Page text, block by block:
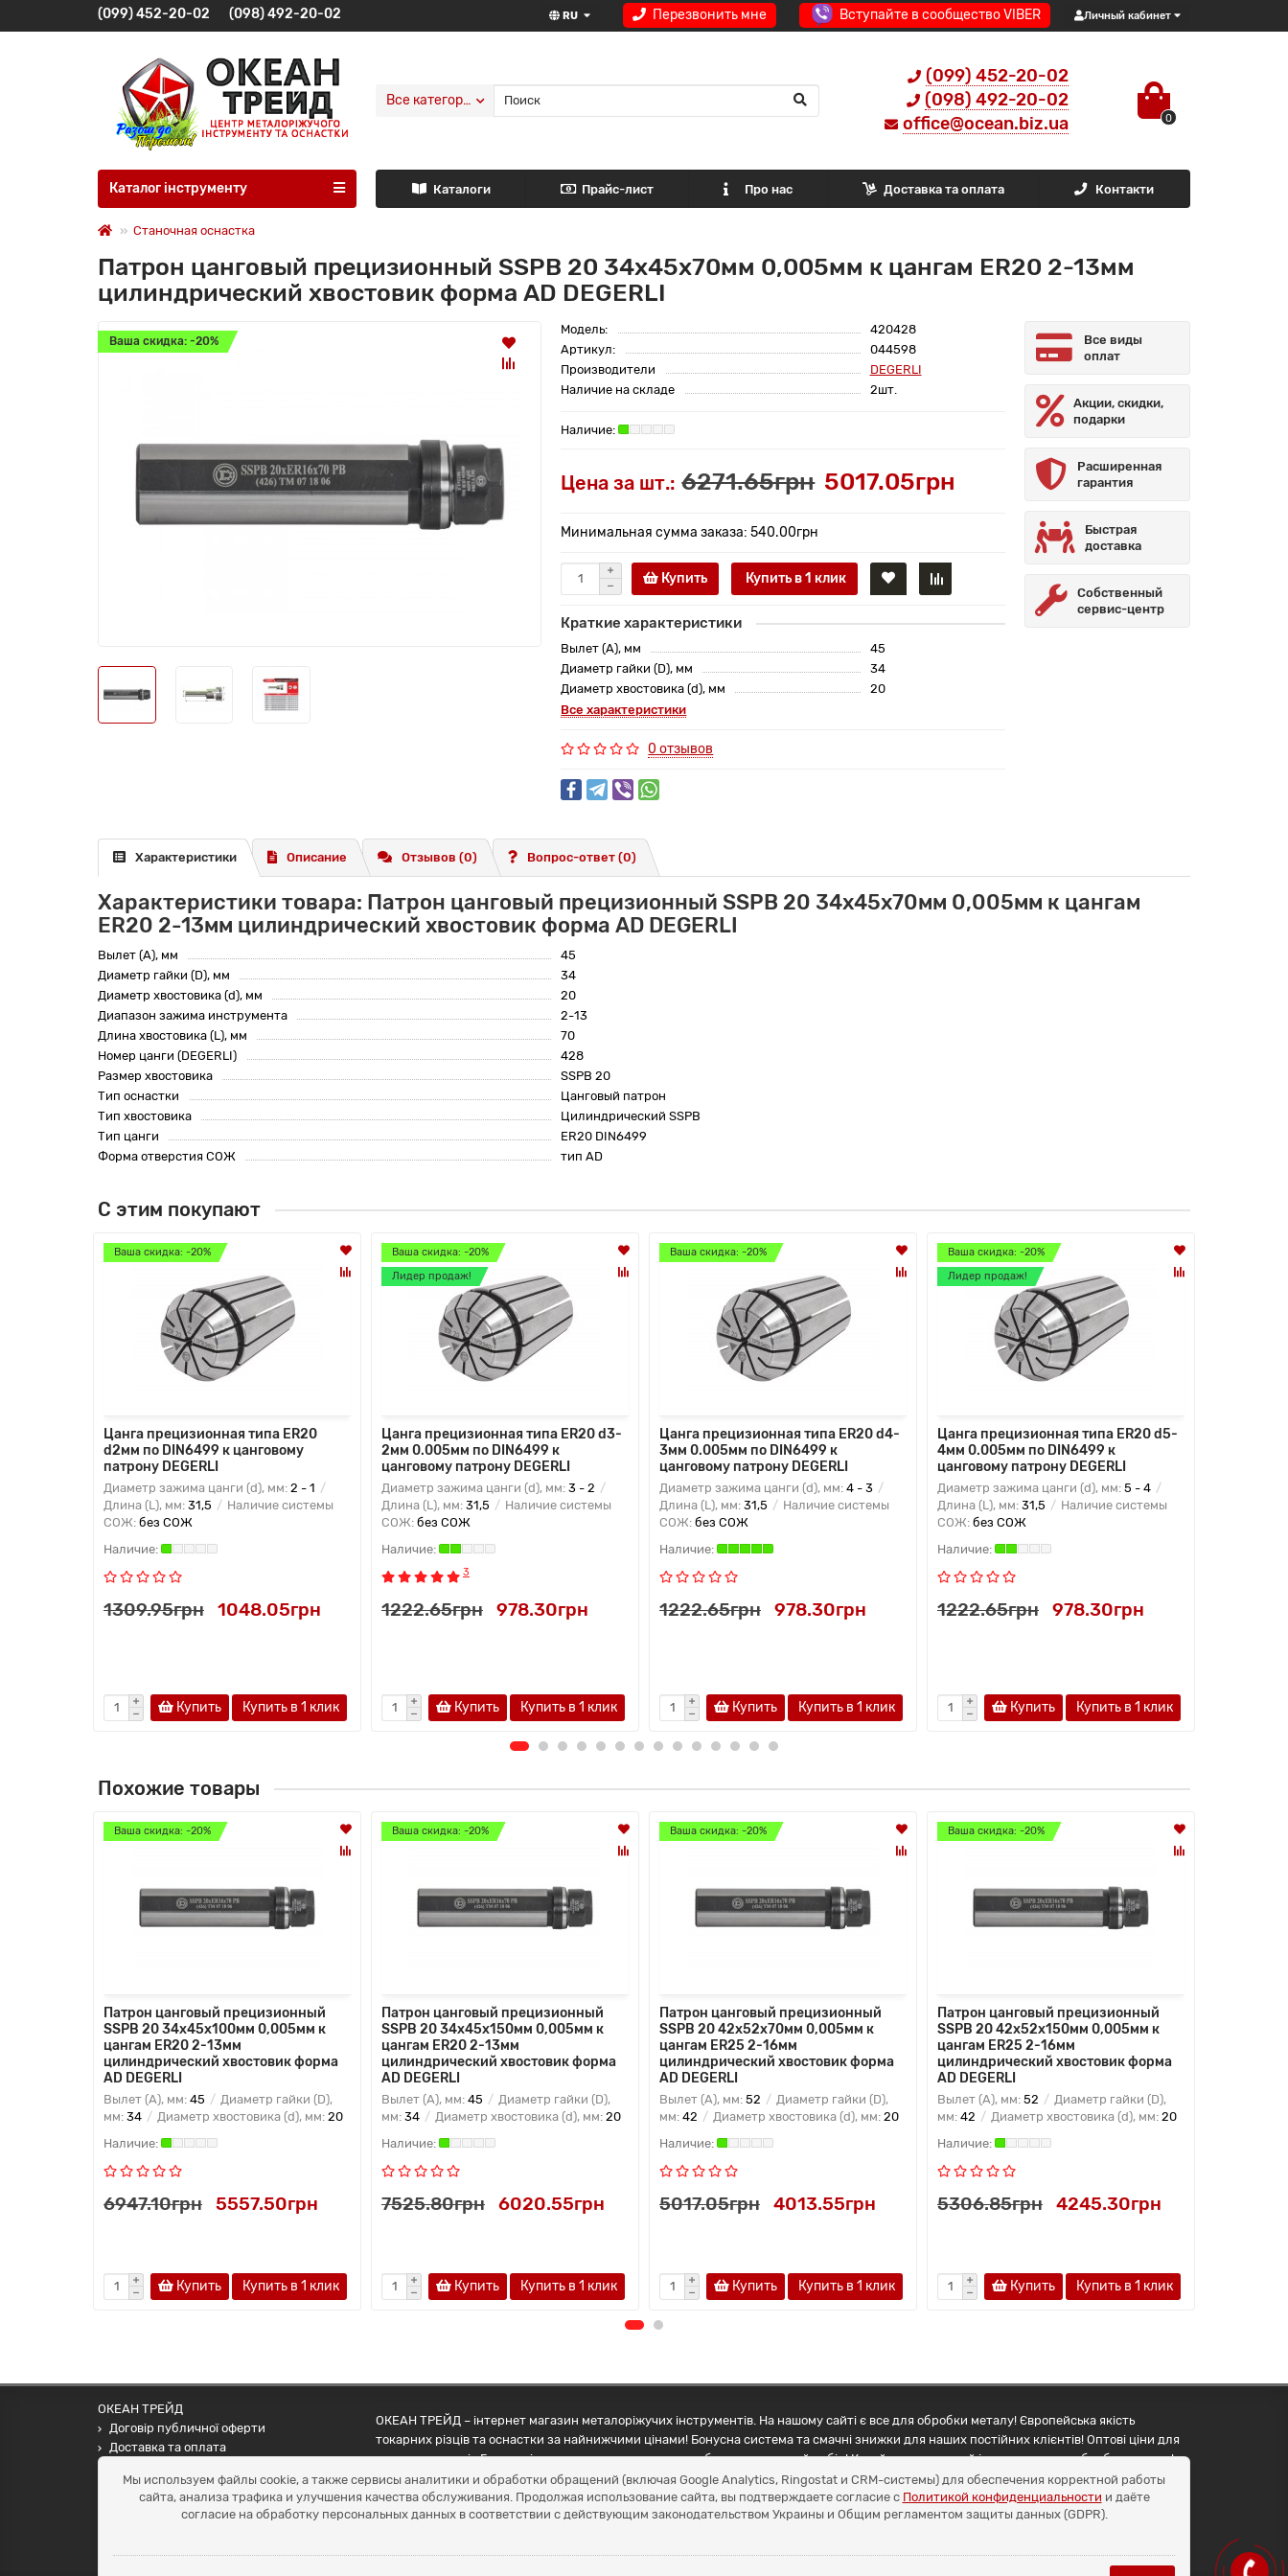
Перезвонить мне Вступайте в сообщество VIBER Личный кабинет
RU
(099) 452-20-02 (098) 492-20-02
(099) 452-20-02
(098) 492-20-02
office@ocean.biz.ua
0
Все категории
Каталог інструменту Каталоги Прайс-лист Про нас Доставка та оплата Контакти
Станочная оснастка
Патрон цанговый прецизионный SSPB 20 34x45x70мм 0,005мм к цангам ER20 2-13мм
цилиндрический хвостовик форма AD DEGERLI
Ваша скидка: -20%
Модель:
420428
Артикул:
044598
Производители
DEGERLI
Наличие на складе
2шт.
Цена за шт.: 6271.65грн 5017.05грн
Минимальная сумма заказа: 540.00грн
Купить Купить в 1 клик
Краткие характеристики
Вылет (A), мм
45
Диаметр гайки (D), мм
34
Диаметр хвостовика (d), мм
20
Все характеристики
0 отзывов
Все виды
оплат
Акции, скидки,
подарки
Расширенная
гарантия
Быстрая
доставка
Собственный
сервис-центр
Характеристики Описание Отзывов (0) Вопрос-ответ (0)
Характеристики товара: Патрон цанговый прецизионный SSPB 20 34x45x70мм 0,005мм к цангам
ER20 2-13мм цилиндрический хвостовик форма AD DEGERLI
Вылет (A), мм
45
Диаметр гайки (D), мм
34
Диаметр хвостовика (d), мм
20
Диапазон зажима инструмента
2-13
Длина хвостовика (L), мм
70
Номер цанги (DEGERLI)
428
Размер хвостовика
SSPB 20
Тип оснастки
Цанговый патрон
Тип хвостовика
Цилиндрический SSPB
Тип цанги
ER20 DIN6499
Форма отверстия СОЖ
тип AD
С этим покупают
Ваша скидка: -20%
Цанга прецизионная типа ER20
d2мм по DIN6499 к цанговому
патрону DEGERLI
Диаметр зажима цанги (d), мм: 2 - 1
Длина (L), мм: 31,5
Наличие системы
СОЖ: без СОЖ
1309.95грн 1048.05грн
Купить Купить в 1 клик
Ваша скидка: -20%
Лидер продаж!
Цанга прецизионная типа ER20 d3-
2мм 0.005мм по DIN6499 к
цанговому патрону DEGERLI
Диаметр зажима цанги (d), мм: 3 - 2
Длина (L), мм: 31,5
Наличие системы
СОЖ: без СОЖ
3
1222.65грн 978.30грн
Купить Купить в 1 клик
Ваша скидка: -20%
Цанга прецизионная типа ER20 d4-
3мм 0.005мм по DIN6499 к
цанговому патрону DEGERLI
Диаметр зажима цанги (d), мм: 4 - 3
Длина (L), мм: 31,5
Наличие системы
СОЖ: без СОЖ
1222.65грн 978.30грн
Купить Купить в 1 клик
Ваша скидка: -20%
Лидер продаж!
Цанга прецизионная типа ER20 d5-
4мм 0.005мм по DIN6499 к
цанговому патрону DEGERLI
Диаметр зажима цанги (d), мм: 5 - 4
Длина (L), мм: 31,5
Наличие системы
СОЖ: без СОЖ
1222.65грн 978.30грн
Купить Купить в 1 клик
Похожие товары
Ваша скидка: -20%
Патрон цанговый прецизионный
SSPB 20 34x45x100мм 0,005мм к
цангам ER20 2-13мм
цилиндрический хвостовик форма
AD DEGERLI
Вылет (A), мм: 45
Диаметр гайки (D),
мм: 34 Диаметр хвостовика (d), мм: 20
6947.10грн 5557.50грн
Купить Купить в 1 клик
Ваша скидка: -20%
Патрон цанговый прецизионный
SSPB 20 34x45x150мм 0,005мм к
цангам ER20 2-13мм
цилиндрический хвостовик форма
AD DEGERLI
Вылет (A), мм: 45
Диаметр гайки (D),
мм: 34 Диаметр хвостовика (d), мм: 20
7525.80грн 6020.55грн
Купить Купить в 1 клик
Ваша скидка: -20%
Патрон цанговый прецизионный
SSPB 20 42x52x70мм 0,005мм к
цангам ER25 2-16мм
цилиндрический хвостовик форма
AD DEGERLI
Вылет (A), мм: 52
Диаметр гайки (D),
мм: 42 Диаметр хвостовика (d), мм: 20
5017.05грн 4013.55грн
Купить Купить в 1 клик
Ваша скидка: -20%
Патрон цанговый прецизионный
SSPB 20 42x52x150мм 0,005мм к
цангам ER25 2-16мм
цилиндрический хвостовик форма
AD DEGERLI
Вылет (A), мм: 52
Диаметр гайки (D),
мм: 42 Диаметр хвостовика (d), мм: 20
5306.85грн 4245.30грн
Купить Купить в 1 клик
ОКЕАН ТРЕЙД
Договір публичної оферти
Доставка та оплата
Умови повернення
+38 (099) 452-20-02
ОКЕАН ТРЕЙД – інтернет магазин металоріжучих інструментів. На нашому сайті є все для обробки металу! Європейська якість
токарних різців та оснастки за найнижчими цінами! Бонусна система та смачні знижки для наших постійних клієнтів! Оптові ціни для
наших партнерів Грамотні менеджери допоможуть зробити правильний вибір! Купуйте правильний інструмент для обробки металу!
Мы используем файлы cookie, а также сервисы аналитики и обработки обращений (включая Google Analytics, Ringostat и CRM-системы) для обеспечения корректной работы
сайта, анализа трафика и улучшения качества обслуживания. Продолжая использование сайта, вы подтверждаете согласие с Политикой конфиденциальности и даёте
согласие на обработку персональных данных в соответствии с действующим законодательством Украины и Общим регламентом защиты данных (GDPR).